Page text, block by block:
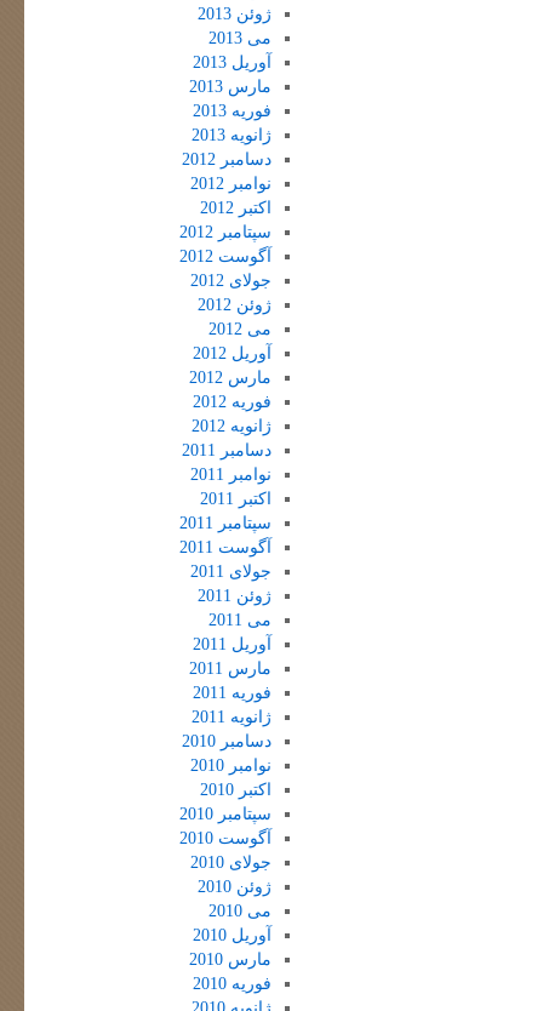
ژوئن 2013
می 2013
آوریل 2013
مارس 2013
فوریه 2013
ژانویه 2013
دسامبر 2012
نوامبر 2012
اکتبر 2012
سپتامبر 2012
آگوست 2012
جولای 2012
ژوئن 2012
می 2012
آوریل 2012
مارس 2012
فوریه 2012
ژانویه 2012
دسامبر 2011
نوامبر 2011
اکتبر 2011
سپتامبر 2011
آگوست 2011
جولای 2011
ژوئن 2011
می 2011
آوریل 2011
مارس 2011
فوریه 2011
ژانویه 2011
دسامبر 2010
نوامبر 2010
اکتبر 2010
سپتامبر 2010
آگوست 2010
جولای 2010
ژوئن 2010
می 2010
آوریل 2010
مارس 2010
فوریه 2010